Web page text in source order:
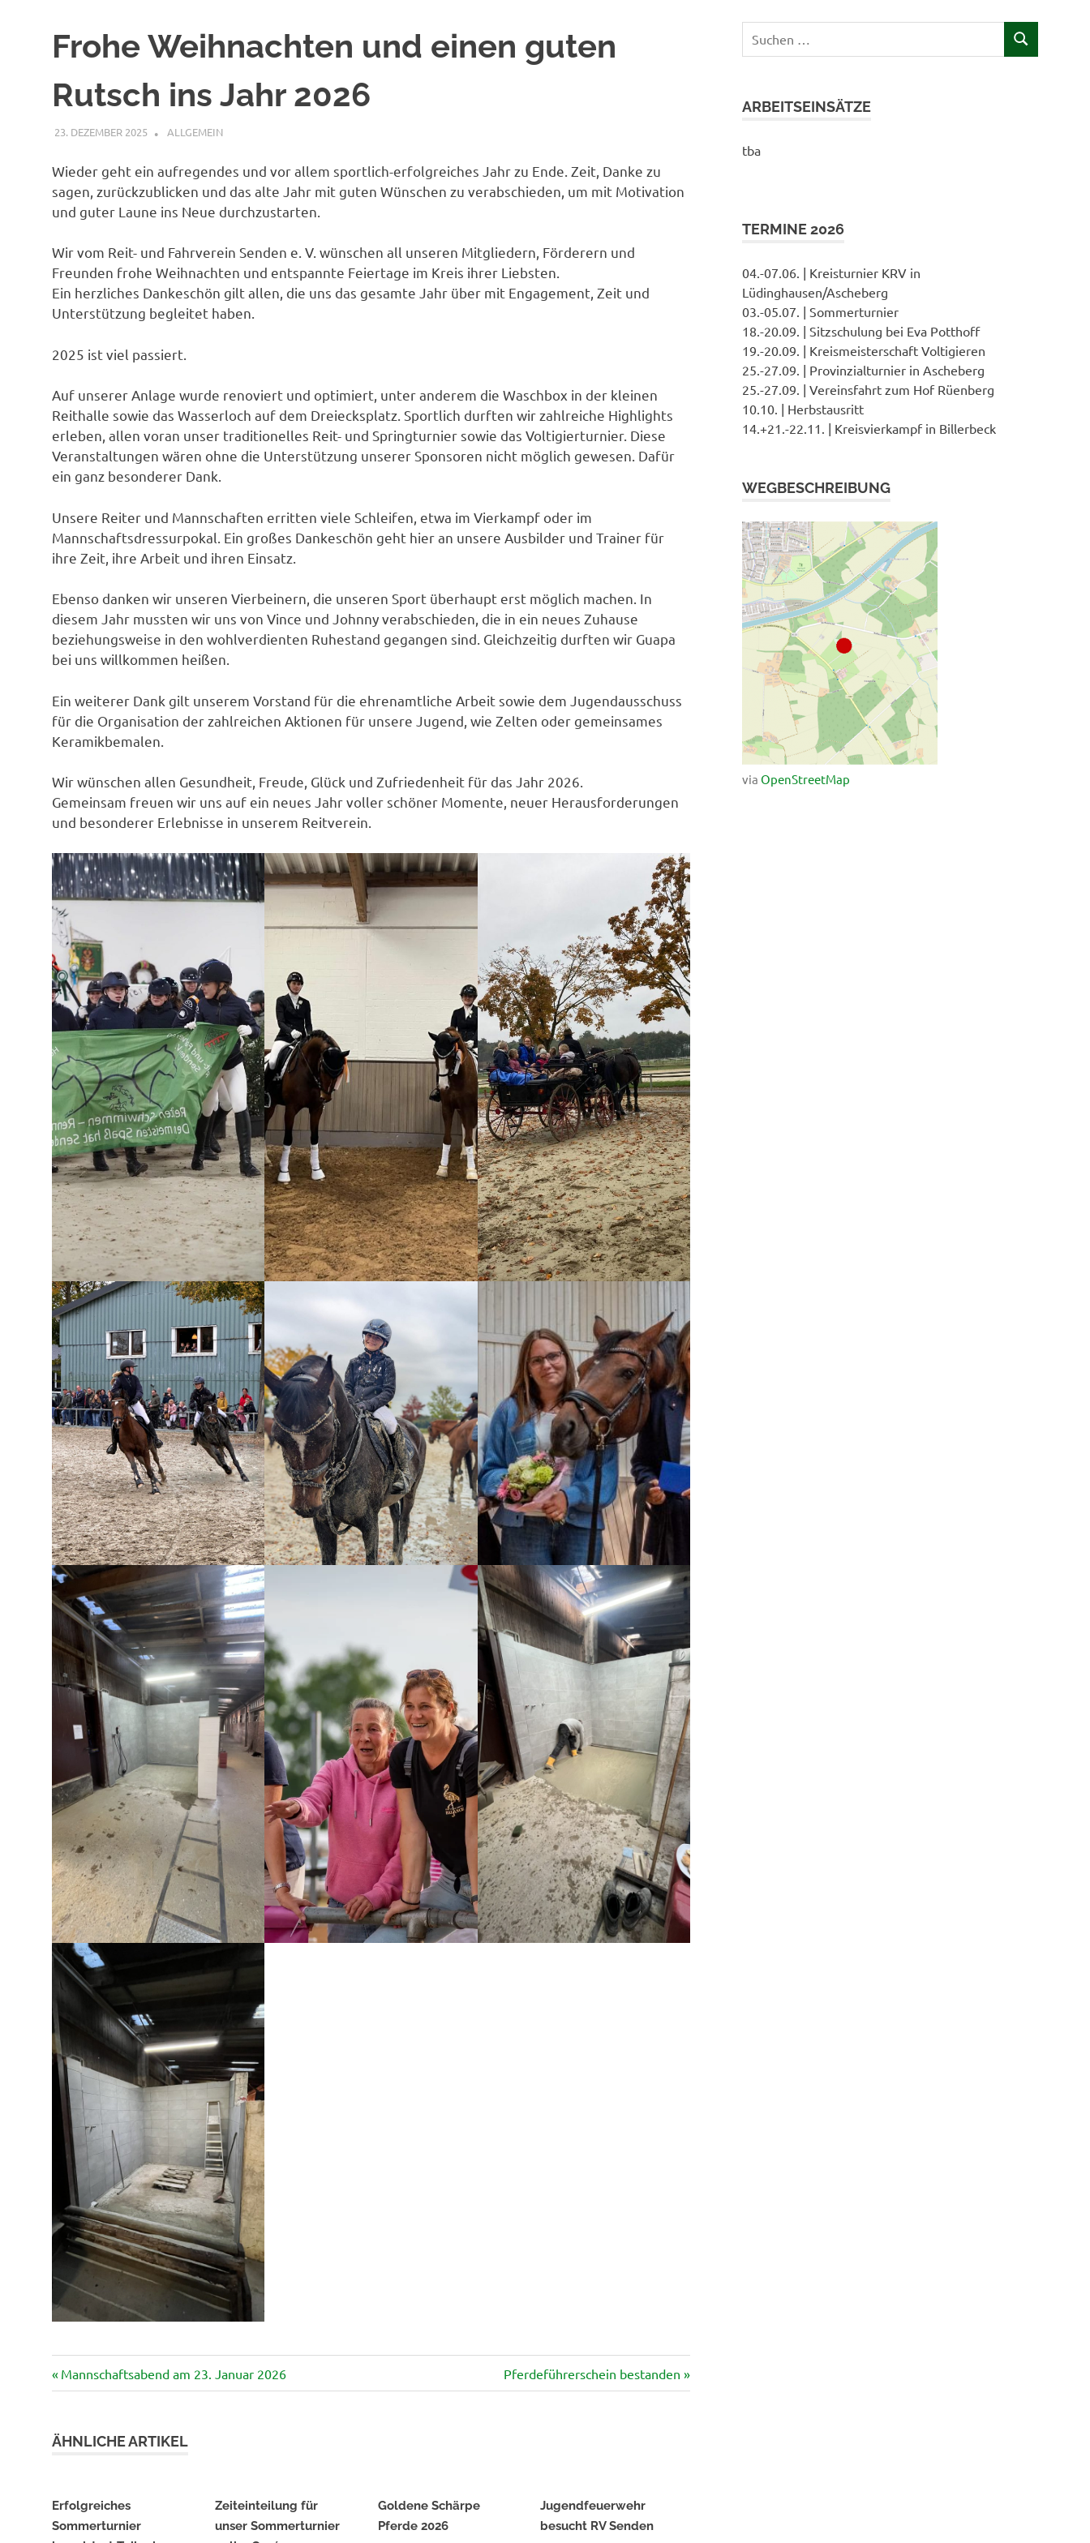
Frohe Weihnachten und einen guten
Rutsch ins Jahr 2026
23. DEZEMBER 2025 AGNES SIELAND
ALLGEMEIN
Wieder geht ein aufregendes und vor allem sportlich-erfolgreiches Jahr zu Ende. Zeit, Danke zu
sagen, zurückzublicken und das alte Jahr mit guten Wünschen zu verabschieden, um mit Motivation
und guter Laune ins Neue durchzustarten.
Wir vom Reit- und Fahrverein Senden e. V. wünschen all unseren Mitgliedern, Förderern und
Freunden frohe Weihnachten und entspannte Feiertage im Kreis ihrer Liebsten.
Ein herzliches Dankeschön gilt allen, die uns das gesamte Jahr über mit Engagement, Zeit und
Unterstützung begleitet haben.
2025 ist viel passiert.
Auf unserer Anlage wurde renoviert und optimiert, unter anderem die Waschbox in der kleinen
Reithalle sowie das Wasserloch auf dem Dreiecksplatz. Sportlich durften wir zahlreiche Highlights
erleben, allen voran unser traditionelles Reit- und Springturnier sowie das Voltigierturnier. Diese
Veranstaltungen wären ohne die Unterstützung unserer Sponsoren nicht möglich gewesen. Dafür
ein ganz besonderer Dank.
Unsere Reiter und Mannschaften erritten viele Schleifen, etwa im Vierkampf oder im
Mannschaftsdressurpokal. Ein großes Dankeschön geht hier an unsere Ausbilder und Trainer für
ihre Zeit, ihre Arbeit und ihren Einsatz.
Ebenso danken wir unseren Vierbeinern, die unseren Sport überhaupt erst möglich machen. In
diesem Jahr mussten wir uns von Vince und Johnny verabschieden, die in ein neues Zuhause
beziehungsweise in den wohlverdienten Ruhestand gegangen sind. Gleichzeitig durften wir Guapa
bei uns willkommen heißen.
Ein weiterer Dank gilt unserem Vorstand für die ehrenamtliche Arbeit sowie dem Jugendausschuss
für die Organisation der zahlreichen Aktionen für unsere Jugend, wie Zelten oder gemeinsames
Keramikbemalen.
Wir wünschen allen Gesundheit, Freude, Glück und Zufriedenheit für das Jahr 2026.
Gemeinsam freuen wir uns auf ein neues Jahr voller schöner Momente, neuer Herausforderungen
und besonderer Erlebnisse in unserem Reitverein.
Beitragsnavigation
Vorheriger
Beitrag:
Mannschaftsabend am 23. Januar 2026
Nächster
Beitrag:
Pferdeführerschein bestanden
ÄHNLICHE ARTIKEL
Erfolgreiches
Sommerturnier
Zeiteinteilung für
unser Sommerturnier
Goldene Schärpe
Pferde 2026
Jugendfeuerwehr
besucht RV Senden
nach:
SUCHEN
ARBEITSEINSÄTZE
tba
TERMINE 2026
04.-07.06. | Kreisturnier KRV in
Lüdinghausen/Ascheberg
03.-05.07. | Sommerturnier
18.-20.09. | Sitzschulung bei Eva Potthoff
19.-20.09. | Kreismeisterschaft Voltigieren
25.-27.09. | Provinzialturnier in Ascheberg
25.-27.09. | Vereinsfahrt zum Hof Rüenberg
10.10. | Herbstausritt
14.+21.-22.11. | Kreisvierkampf in Billerbeck
WEGBESCHREIBUNG
viaOpenStreetMap